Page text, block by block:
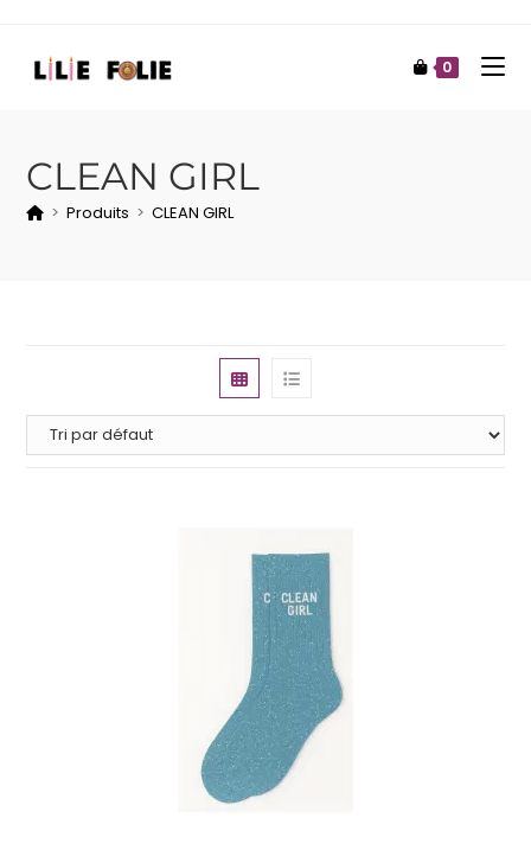
0
CLEAN GIRL
> Produits > CLEAN GIRL